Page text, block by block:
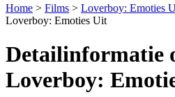
Home > Films > Loverboy: Emoties
Loverboy: Emoties Uit
Detailinformatie
Loverboy: